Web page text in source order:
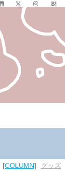
COLUMN グッズ